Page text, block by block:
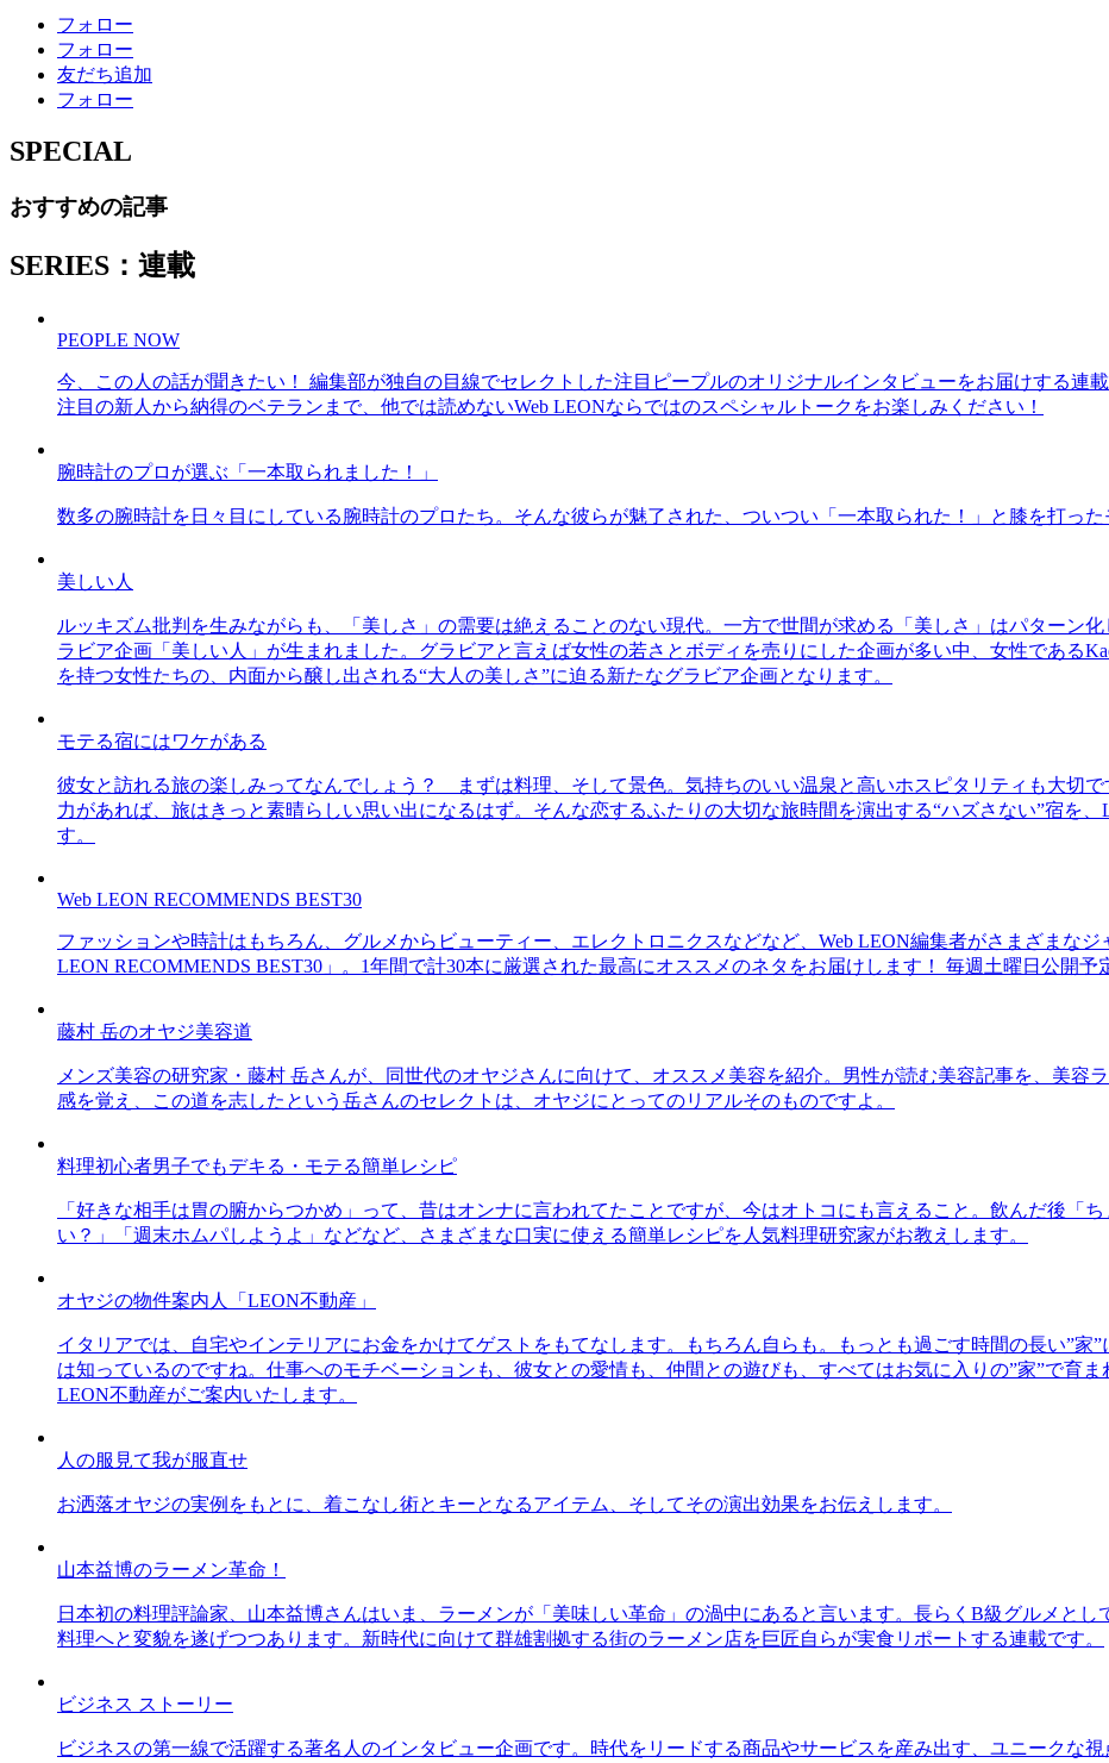
フォロー
フォロー
友だち追加
フォロー
SPECIAL
おすすめの記事
SERIES：連載
PEOPLE NOW
今、この人の話が聞きたい！ 編集部が独自の目線でセレクトした注目ピープルのオリジナルインタビューをお届けする連
注目の新人から納得のベテランまで、他では読めないWeb LEONならではのスペシャルトークをお楽しみください！
腕時計のプロが選ぶ「一本取られました！」
数多の腕時計を日々目にしている腕時計のプロたち。そんな彼らが魅了された、ついつい「一本取られた！」と膝を打っ
美しい人
ルッキズム批判を生みながらも、「美しさ」の需要は絶えることのない現代。一方で世間が求める「美しさ」はパターン
ラビア企画「美しい人」が生まれました。グラビアと言えば女性の若さとボディを売りにした企画が多い中、女性である
を持つ女性たちの、内面から醸し出される“大人の美しさ”に迫る新たなグラビア企画となります。
モテる宿にはワケがある
彼女と訪れる旅の楽しみってなんでしょう？ まずは料理、そして景色。気持ちのいい温泉と高いホスピタリティも大切
力があれば、旅はきっと素晴らしい思い出になるはず。そんな恋するふたりの大切な旅時間を演出する“ハズさない”宿を
す。
Web LEON RECOMMENDS BEST30
ファッションや時計はもちろん、グルメからビューティー、エレクトロニクスなどなど、Web LEON編集者がさまざまな
LEON RECOMMENDS BEST30」。1年間で計30本に厳選された最高にオススメのネタをお届けします！ 毎週土曜日公開予
藤村 岳のオヤジ美容道
メンズ美容の研究家・藤村 岳さんが、同世代のオヤジさんに向けて、オススメ美容を紹介。男性が読む美容記事を、美容
感を覚え、この道を志したという岳さんのセレクトは、オヤジにとってのリアルそのものですよ。
料理初心者男子でもデキる・モテる簡単レシピ
「好きな相手は胃の腑からつかめ」って、昔はオンナに言われてたことですが、今はオトコにも言えること。飲んだ後「
い？」「週末ホムパしようよ」などなど、さまざまな口実に使える簡単レシピを人気料理研究家がお教えします。
オヤジの物件案内人「LEON不動産」
イタリアでは、自宅やインテリアにお金をかけてゲストをもてなします。もちろん自らも。もっとも過ごす時間の長い”家
は知っているのですね。仕事へのモチベーションも、彼女との愛情も、仲間との遊びも、すべてはお気に入りの”家”で育
LEON不動産がご案内いたします。
人の服見て我が服直せ
お洒落オヤジの実例をもとに、着こなし術とキーとなるアイテム、そしてその演出効果をお伝えします。
山本益博のラーメン革命！
日本初の料理評論家、山本益博さんはいま、ラーメンが「美味しい革命」の渦中にあると言います。長らくB級グルメと
料理へと変貌を遂げつつあります。新時代に向けて群雄割拠する街のラーメン店を巨匠自らが実食リポートする連載です。
ビジネス ストーリー
ビジネスの第一線で活躍する著名人のインタビュー企画です。時代をリードする商品やサービスを産み出す、ユニークな